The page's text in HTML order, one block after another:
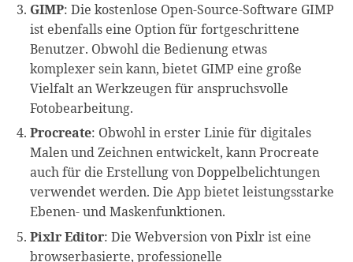
GIMP: Die kostenlose Open-Source-Software GIMP
ist ebenfalls eine Option für fortgeschrittene
Benutzer. Obwohl die Bedienung etwas
komplexer sein kann, bietet GIMP eine große
Vielfalt an Werkzeugen für anspruchsvolle
Fotobearbeitung.
Procreate: Obwohl in erster Linie für digitales
Malen und Zeichnen entwickelt, kann Procreate
auch für die Erstellung von Doppelbelichtungen
verwendet werden. Die App bietet leistungsstarke
Ebenen- und Maskenfunktionen.
Pixlr Editor: Die Webversion von Pixlr ist eine
browserbasierte, professionelle